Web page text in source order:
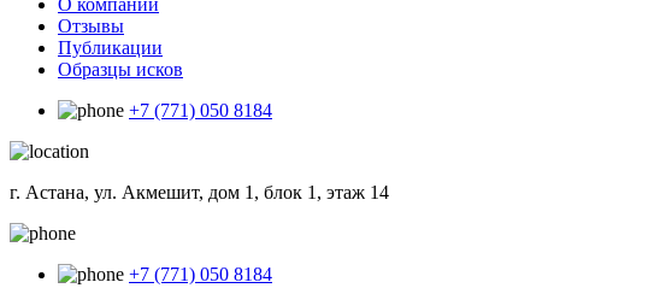
О компании
Отзывы
Публикации
Образцы исков
+7 (771) 050 8184
г. Астана, ул. Акмешит, дом 1, блок 1, этаж 14
+7 (771) 050 8184